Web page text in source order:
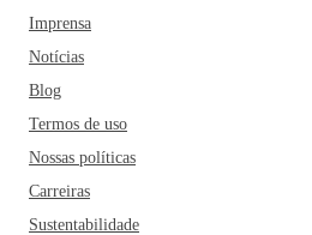
Imprensa
Notícias
Blog
Termos de uso
Nossas políticas
Carreiras
Sustentabilidade